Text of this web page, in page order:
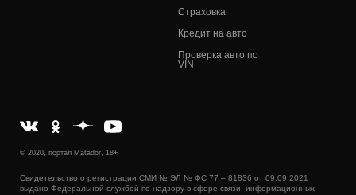
Страховка
Кредит на авто
Проверка авто по
VIN
© 2020, портал Matador, 18+
Свидетельство о регистрации СМИ № ЭЛ № ФС 77 – 81836 от 09.09.2021
выдано Федеральной службой по надзору в сфере связи, информационных